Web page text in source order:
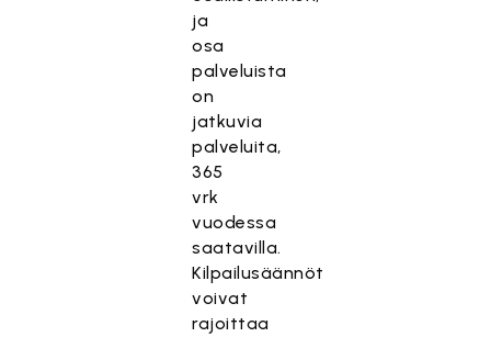
ja
osa
palveluista
on
jatkuvia
palveluita,
365
vrk
vuodessa
saatavilla.
Kilpailusäännöt
voivat
rajoittaa